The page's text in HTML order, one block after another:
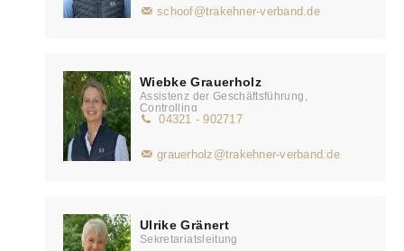
schoof@trakehner-verband.de
Wiebke Grauerholz
Assistenz der Geschäftsführung,
Controlling
04321 - 902717
grauerholz@trakehner-verband.de
Ulrike Gränert
Sekretariatsleitung